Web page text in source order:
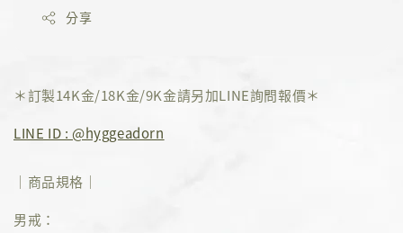
分享
＊訂製14K金/18K金/9K金請另加LINE詢問報價＊
LINE ID : @hyggeadorn
｜商品規格｜
男戒：